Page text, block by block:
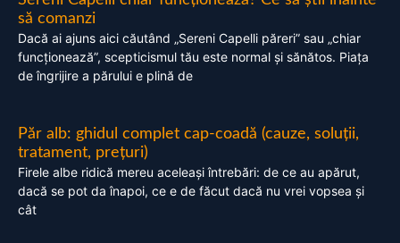
să comanzi
Dacă ai ajuns aici căutând „Sereni Capelli păreri” sau „chiar
funcționează”, scepticismul tău este normal și sănătos. Piața
de îngrijire a părului e plină de
Păr alb: ghidul complet cap-coadă (cauze, soluții,
tratament, prețuri)
Firele albe ridică mereu aceleași întrebări: de ce au apărut,
dacă se pot da înapoi, ce e de făcut dacă nu vrei vopsea și
cât